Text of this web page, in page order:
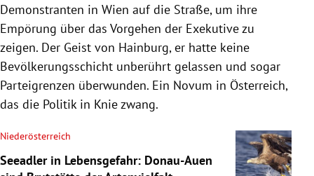
Demonstranten in Wien auf die Straße, um ihre
Empörung über das Vorgehen der Exekutive zu
zeigen. Der Geist von Hainburg, er hatte keine
Bevölkerungsschicht unberührt gelassen und sogar
Parteigrenzen überwunden. Ein Novum in Österreich,
das die Politik in Knie zwang.
Niederösterreich
Seeadler in Lebensgefahr: Donau-Auen